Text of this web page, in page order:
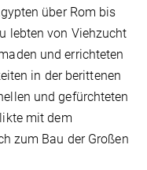
über Rom bis
lebten von Viehzucht
und errichteten
in der berittenen
und gefürchteten
mit dem
zum Bau der Großen